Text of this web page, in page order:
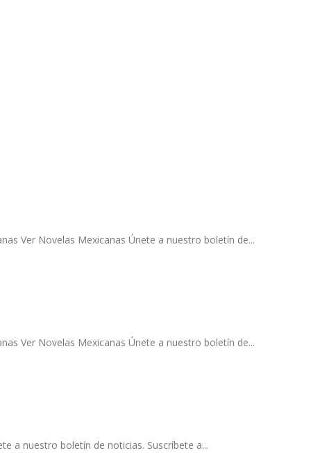
Ver Novelas Mexicanas Únete a nuestro boletín de...
Ver Novelas Mexicanas Únete a nuestro boletín de...
a nuestro boletín de noticias. Suscríbete a...